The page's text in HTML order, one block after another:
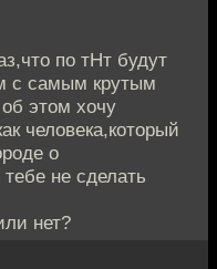
по тНт будут
с самым крутым
этом хочу
человека,который
о
не сделать
нет?